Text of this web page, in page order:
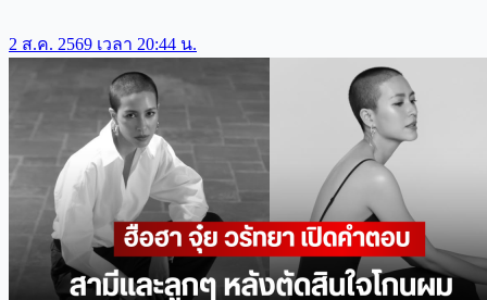
2 ส.ค. 2569 เวลา 20:44 น.